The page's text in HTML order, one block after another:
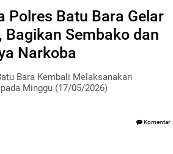
Polres Batu Bara Gelar
Bagikan Sembako dan
Narkoba
Bara Kembali Melaksanakan
Minggu (17/05/2026)
Komentar